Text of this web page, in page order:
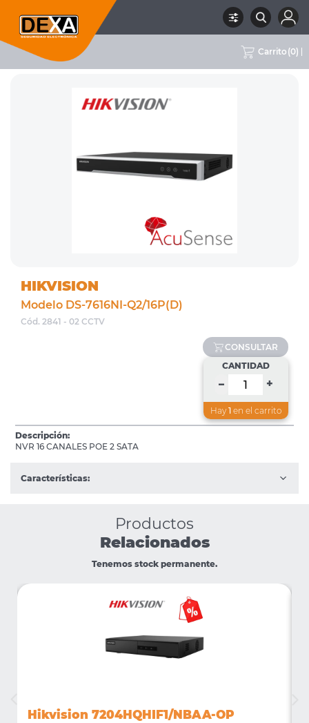
Carrito (0)
RUBRO SUBRUBRO
HIKVISION
Modelo DS-7616NI-Q2/16P(D)
Cód. 2841 - 02 CCTV
CONSULTAR
CANTIDAD
– +
Hay 1en el carrito
Descripción:
NVR 16 CANALES POE 2 SATA
Características:
Productos
Relacionados
Tenemos stock permanente.
Hikvision 7204HQHIF1/NBAA-OP